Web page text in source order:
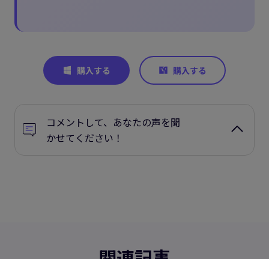
コメントして、あなたの声を聞
かせてください！